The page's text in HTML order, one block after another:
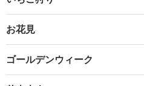
お花見
ゴールデンウィーク